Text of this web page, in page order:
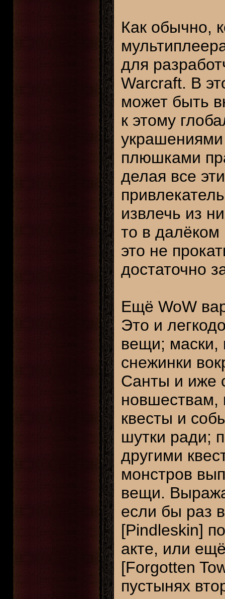
Как обычно,
для
Warcraft. В
может быть
к этому
плюшками
делая все
извлечь из
то в далёком
это не
достаточно
Ещё WoW
Это и
вещи; маски,
снежинки
Санты и иже
новшествам,
квесты и
шутки ради;
другими
монстров
вещи.
если бы раз
[Pindleskin]
акте, или
[Forgotten
пустынях